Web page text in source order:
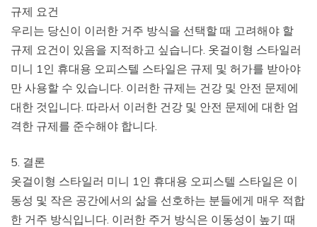
규제 요건
우리는 당신이 이러한 거주 방식을 선택할 때 고려해야 할
규제 요건이 있음을 지적하고 싶습니다. 옷걸이형 스타일러
미니 1인 휴대용 오피스텔 스타일은 규제 및 허가를 받아야
만 사용할 수 있습니다. 이러한 규제는 건강 및 안전 문제에
대한 것입니다. 따라서 이러한 건강 및 안전 문제에 대한 엄
격한 규제를 준수해야 합니다.
5. 결론
옷걸이형 스타일러 미니 1인 휴대용 오피스텔 스타일은 이
동성 및 작은 공간에서의 삶을 선호하는 분들에게 매우 적합
한 거주 방식입니다. 이러한 주거 방식은 이동성이 높기 때